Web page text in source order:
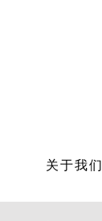
关于我们